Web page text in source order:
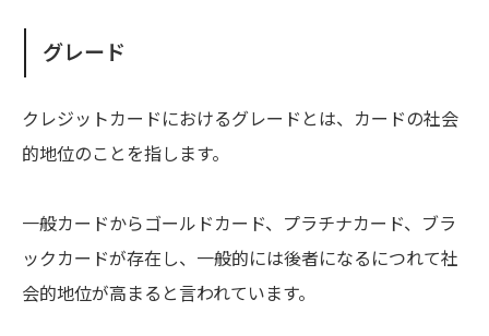
グレード
クレジットカードにおけるグレードとは、カードの社会
的地位のことを指します。
一般カードからゴールドカード、プラチナカード、ブラ
ックカードが存在し、一般的には後者になるにつれて社
会的地位が高まると言われています。